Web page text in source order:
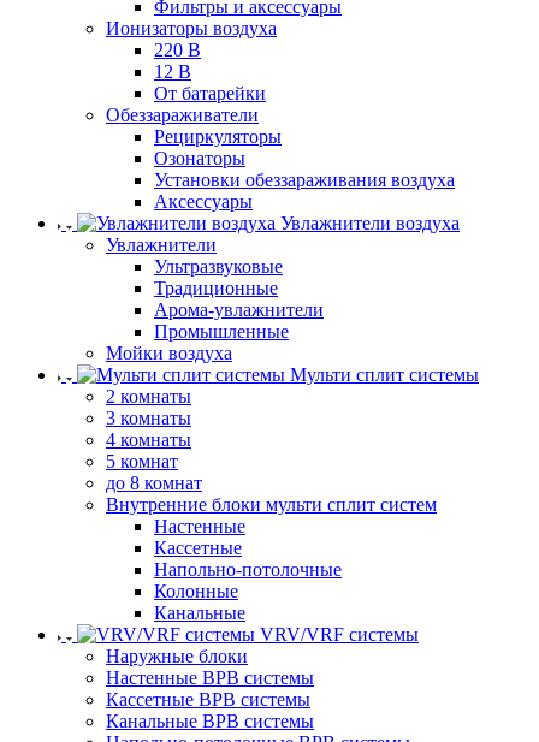
Фильтры и аксессуары
Ионизаторы воздуха
220 В
12 В
От батарейки
Обеззараживатели
Рециркуляторы
Озонаторы
Установки обеззараживания воздуха
Аксессуары
Увлажнители воздуха
Увлажнители
Ультразвуковые
Традиционные
Арома-увлажнители
Промышленные
Мойки воздуха
Мульти сплит системы
2 комнаты
3 комнаты
4 комнаты
5 комнат
до 8 комнат
Внутренние блоки мульти сплит систем
Настенные
Кассетные
Напольно-потолочные
Колонные
Канальные
VRV/VRF системы
Наружные блоки
Настенные ВРВ системы
Кассетные ВРВ системы
Канальные ВРВ системы